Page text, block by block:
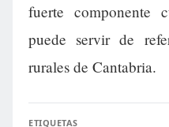
fuerte componente
puede servir de
rurales de Cantabria.
ETIQUETAS